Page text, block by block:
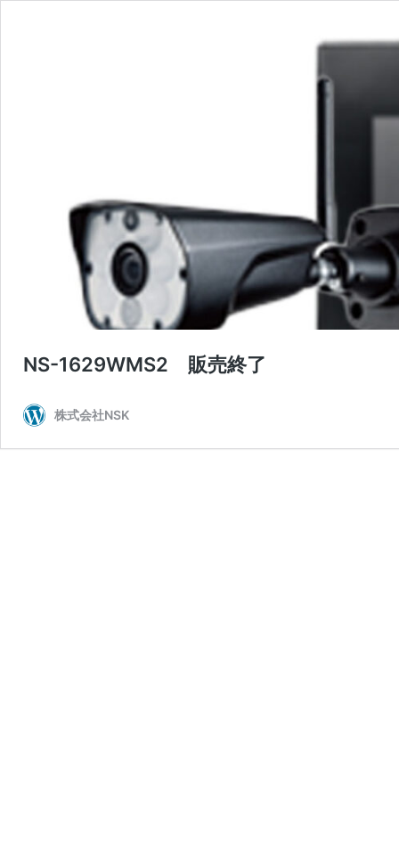
NS-1629WMS2 販売終了
株式会社NSK